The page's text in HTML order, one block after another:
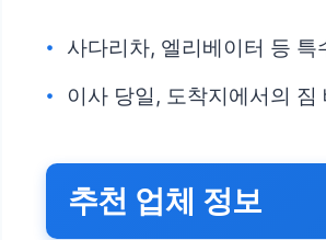
사다리차, 엘리베이터 등
이사 당일, 도착지에서의
추천 업체 정보